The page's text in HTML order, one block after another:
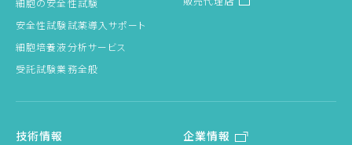
細胞の安全性試験
安全性試験試薬導入サポート
細胞培養液分析サービス
受託試験業務全般
技術情報 企業情報